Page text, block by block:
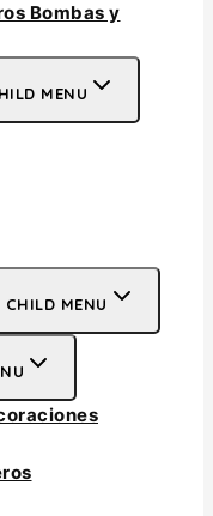
Bombas y
MENU
CHILD MENU